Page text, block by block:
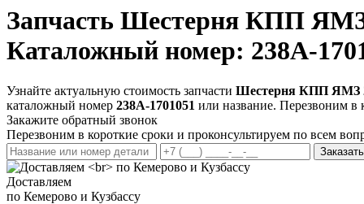
Запчасть Шестерня КПП ЯМЗ
Каталожный номер: 238А-
Узнайте актуальную стоимость запчасти Шестерня КПП ЯМЗ
каталожный номер 238А-1701051 или название. Перезвоним в
Закажите обратный звонок
Перезвоним в короткие сроки и проконсультируем по всем
Доставляем
по Кемерово и Кузбассу